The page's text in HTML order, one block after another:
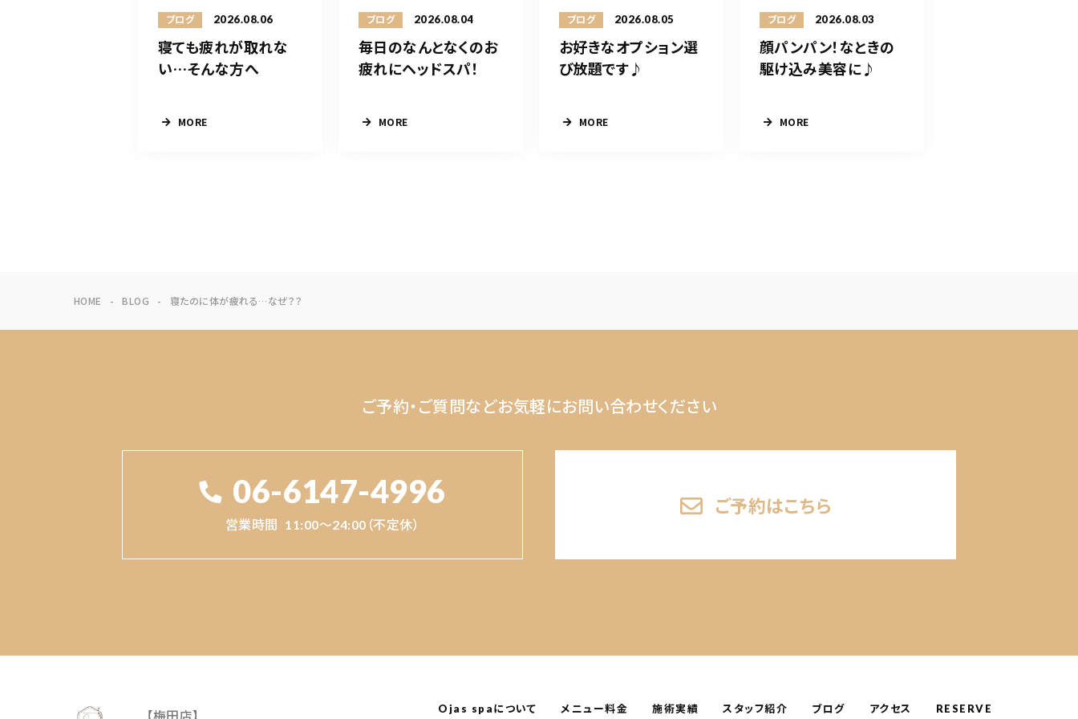
ブログ 2026.08.06
寝ても疲れが取れな
い…そんな方へ
MORE
ブログ 2026.08.04
毎日のなんとなくのお
疲れにヘッドスパ！
MORE
ブログ 2026.08.05
お好きなオプション選
び放題です♪
MORE
ブログ 2026.08.03
顔パンパン！なときの
駆け込み美容に♪
MORE
HOME BLOG 寝たのに体が疲れる…なぜ？？
ご予約・ご質問などお気軽にお問い合わせください
06-6147-4996
営業時間 11:00～24:00（不定休）
ご予約はこちら
【梅田店】 Ojas spaについて メニュー料金 施術実績 スタッフ紹介 ブログ アクセス RESERVE